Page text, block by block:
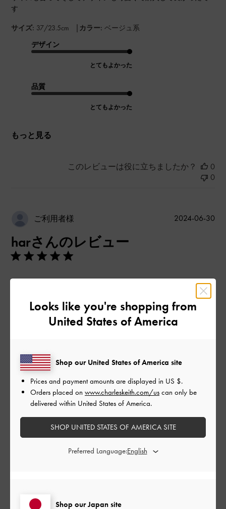
す
サイズ: 37/23.5cm | カラー: ベージュ系
デザイン
とてもよかった
品質
とてもよかった
もっと見る
このレビューは役に立ちましたか？
0
0
ご利用者様
harさんのレビュー
サイズ: 37/23.5cm | カラー: ベージュ系
デザイン
品質
普通
公
2024-06-30
このレビューは役に立ちましたか？
Looks like you're shopping from
United States of America
Shop our Japan site
Shop our United States of America site
Prices and payment amounts are displayed in US $.
Orders placed on www.charleskeith.com/us can only be
delivered within United States of America.
SHOP UNITED STATES OF AMERICA SITE
Preferred Language: